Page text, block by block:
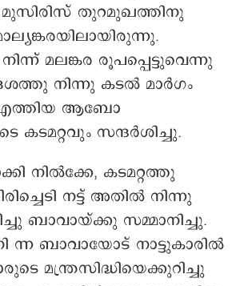
തുറമുഖത്തിനു
നിന്ന് മലങ്കര രൂപപ്പെട്ടുവെന്നു
നിന്നു കടൽ മാർഗം
എത്തിയ ആബോ
കടമറ്റവും സന്ദർശിച്ചു.
നിൽക്കേ, കടമറ്റത്തു
നട്ട് അതിൽ നിന്നു
ബാവായ്ക്കു സമ്മാനിച്ചു.
ന്ന ബാവായോട് നാട്ടുകാരിൽ
മന്ത്രസിദ്ധിയെക്കുറിച്ചു